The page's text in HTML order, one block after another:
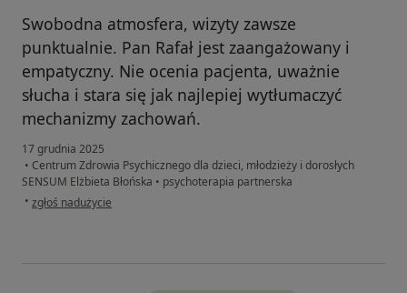
Swobodna atmosfera, wizyty zawsze
punktualnie. Pan Rafał jest zaangażowany i
empatyczny. Nie ocenia pacjenta, uważnie
słucha i stara się jak najlepiej wytłumaczyć
mechanizmy zachowań.
17 grudnia 2025
• Centrum Zdrowia Psychicznego dla dzieci, młodzieży i dorosłych
SENSUM Elżbieta Błońska • psychoterapia partnerska
• w opinii użytkownika Agata
zgłoś nadużycie